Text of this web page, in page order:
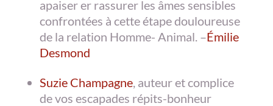
apaiser er rassurer les âmes sensibles
confrontées à cette étape douloureuse
de la relation Homme- Animal. –Émilie
Desmond
Suzie Champagne, auteur et complice
de vos escapades répits-bonheur